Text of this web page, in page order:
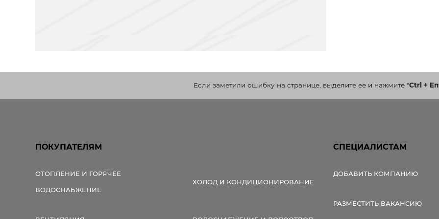
Если заметили ошибку на странице, выделите ее и нажмите"Ctrl +
ПОКУПАТЕЛЯМ
ОТОПЛЕНИЕ И ГОРЯЧЕЕ
ВОДОСНАБЖЕНИЕ
ХОЛОД И КОНДИЦИОНИРОВАНИЕ
СПЕЦИАЛИСТАМ
ДОБАВИТЬ КОМПАНИЮ
РАЗМЕСТИТЬ ВАКАНСИЮ